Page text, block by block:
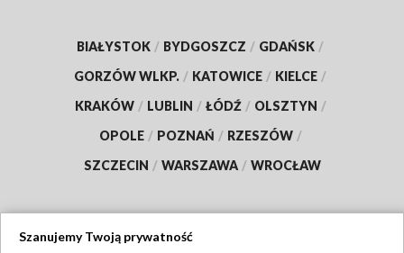
BIAŁYSTOK / BYDGOSZCZ / GDAŃSK /
GORZÓW WLKP. / KATOWICE / KIELCE /
KRAKÓW / LUBLIN / ŁÓDŹ / OLSZTYN /
OPOLE / POZNAŃ / RZESZÓW /
SZCZECIN / WARSZAWA / WROCŁAW
Szanujemy Twoją prywatność